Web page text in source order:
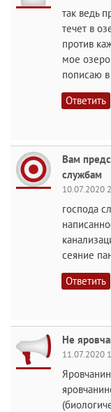
так ведь
течет в
против
мое
пописаю
Ответить
Вам
службам
10.07.2020
господа
сеяние
Ответить
Не
11.07.2020